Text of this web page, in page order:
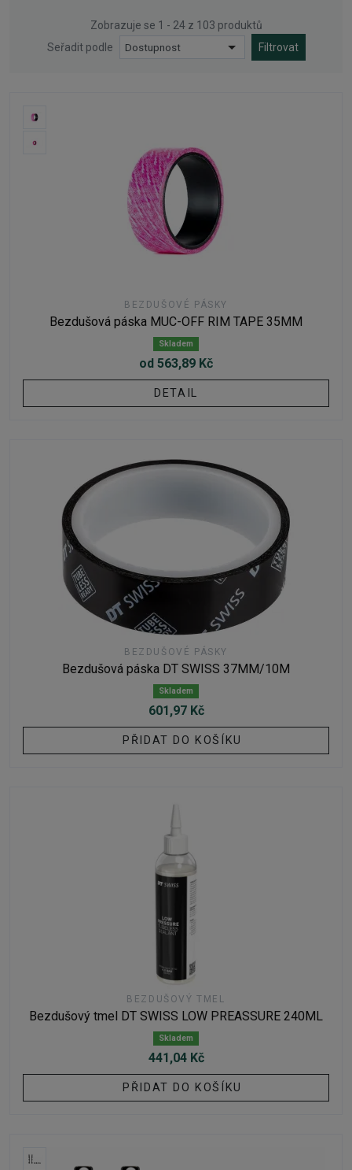
Zobrazuje se 1 - 24 z 103 produktů
Seřadit podle
Dostupnost Filtrovat
BEZDUŠOVÉ PÁSKY
Bezdušová páska MUC-OFF RIM TAPE 35MM
Skladem
od 563,89 Kč
DETAIL
BEZDUŠOVÉ PÁSKY
Bezdušová páska DT SWISS 37MM/10M
Skladem
601,97 Kč
PŘIDAT DO KOŠÍKU
BEZDUŠOVÝ TMEL
Bezdušový tmel DT SWISS LOW PREASSURE 240ML
Skladem
441,04 Kč
PŘIDAT DO KOŠÍKU